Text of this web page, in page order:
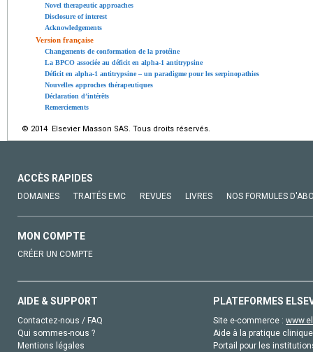
Novel therapeutic approaches
Disclosure of interest
Acknowledgements
Version française
Changements de conformation de la protéine
La BPCO associée au déficit en alpha-1 antitrypsine
Déficit en alpha-1 antitrypsine – un paradigme pour les serpinopathies
Nouvelles approches thérapeutiques
Déclaration d’intérêts
Remerciements
© 2014 Elsevier Masson SAS. Tous droits réservés.
ACCÈS RAPIDES
DOMAINES TRAITÉS EMC REVUES LIVRES NOS FORMULES
MON COMPTE
CRÉER UN COMPTE
AIDE & SUPPORT
Contactez-nous / FAQ
Qui sommes-nous ?
Mentions légales
PLATEFORMES
Site e-commerce :
Aide à la pratique
Portail pour les